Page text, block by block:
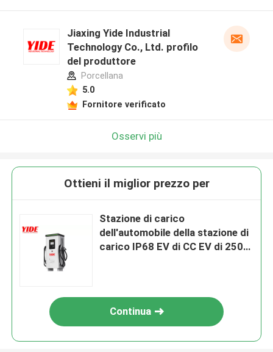
Jiaxing Yide Industrial
Technology Co., Ltd. profilo
del produttore
Porcellana
5.0
Fornitore verificato
Osservi più
Ottieni il miglior prezzo per
Stazione di carico
dell'automobile della stazione di
carico IP68 EV di CC EV di 250V
Continua